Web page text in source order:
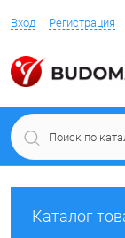
Вход Регистрация
Каталог